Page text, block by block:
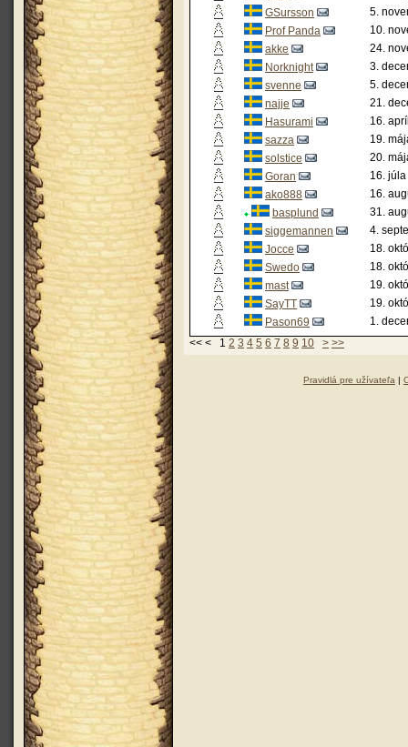
GSursson
5.
Prof Panda
10.
akke
24.
Norknight
3.
svenne
5.
najje
21.
Hasurami
16.
sazza
19.
solstice
20.
Goran
16.
ako888
16.
basplund
31.
siggemannen
4.
Jocce
18.
Swedo
18.
mast
19.
SayTT
19.
Pason69
1.
<< < 1 2 3 4 5 6 7 8 9 10 > >>
Pravidlá pre užívateľa |